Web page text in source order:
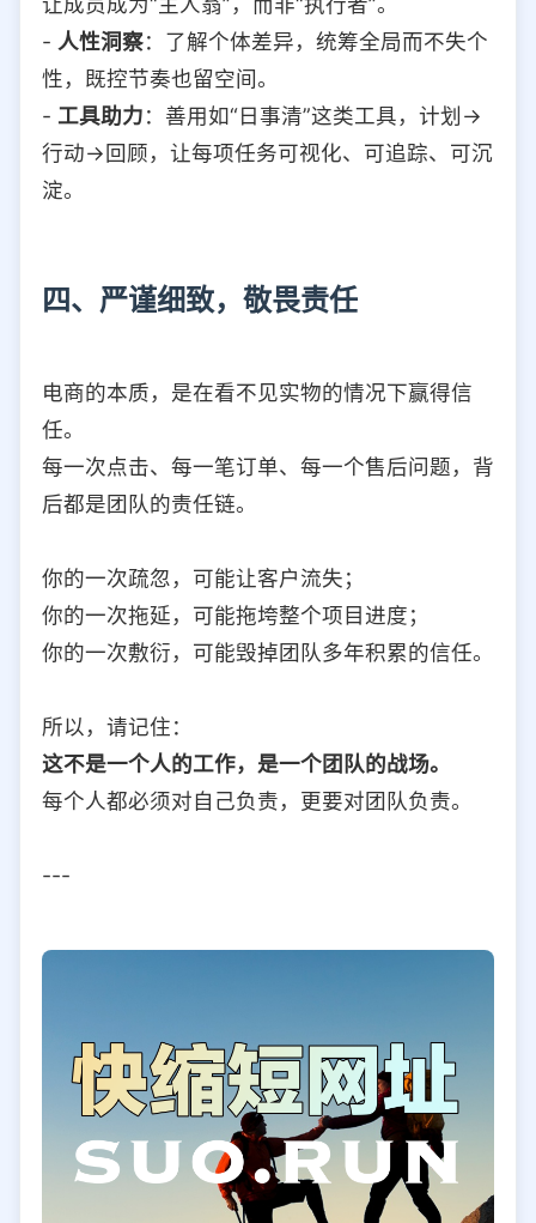
- 人性洞察：了解个体差异，统筹全局而不失个
性，既控节奏也留空间。
- 工具助力：善用如“日事清”这类工具，计划→
行动→回顾，让每项任务可视化、可追踪、可沉
淀。
四、严谨细致，敬畏责任
电商的本质，是在看不见实物的情况下赢得信
任。
每一次点击、每一笔订单、每一个售后问题，背
后都是团队的责任链。
你的一次疏忽，可能让客户流失；
你的一次拖延，可能拖垮整个项目进度；
你的一次敷衍，可能毁掉团队多年积累的信任。
所以，请记住：
这不是一个人的工作，是一个团队的战场。
每个人都必须对自己负责，更要对团队负责。
---